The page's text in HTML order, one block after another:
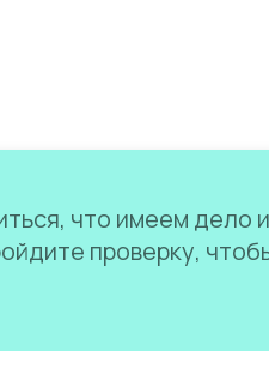
что имеем дело
проверку,